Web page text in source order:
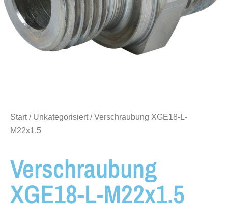
Start/ Unkategorisiert/ Verschraubung XGE18-L-
M22x1.5
Verschraubung
XGE18-L-M22x1.5